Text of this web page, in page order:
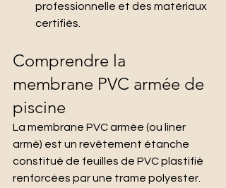
professionnelle et des matériaux
certifiés.
Comprendre la
membrane PVC armée de
piscine
La membrane PVC armée (ou liner
armé) est un revêtement étanche
constitué de feuilles de PVC plastifié
renforcées par une trame polyester.